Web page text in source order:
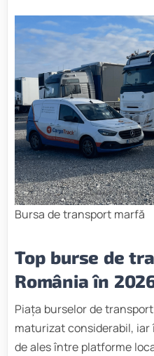
Bursa de transport marfă
Top burse de
România în
Piața burselor de
maturizat considerabil,
de ales între platforme